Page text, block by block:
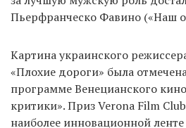
Пьерфранческо Фавино («Наш
Картина украинского
«Плохие дороги» была
программе Венецианского
критики». Приз Verona Film
наиболее инновационной ленте